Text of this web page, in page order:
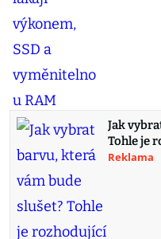
Jak
Tohle je
Reklama